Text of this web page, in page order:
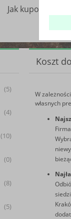
Jak kupować?
(5)
(4)
(10)
(0)
(8)
(5)
Koszt
W
własnych